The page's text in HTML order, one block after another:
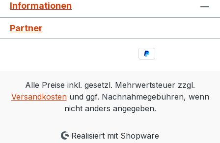
Informationen
Partner
Alle Preise inkl. gesetzl. Mehrwertsteuer zzgl.
Versandkostenund ggf. Nachnahmegebühren, wenn
nicht anders angegeben.
Realisiert mit Shopware